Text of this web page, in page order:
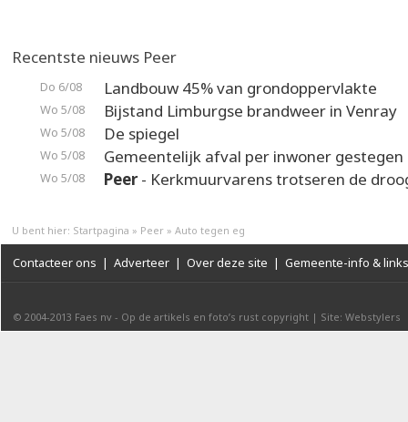
Recentste nieuws Peer
Do 6/08 Landbouw 45% van grondoppervlakte
Wo 5/08 Bijstand Limburgse brandweer in Venray
Wo 5/08 De spiegel
Wo 5/08 Gemeentelijk afval per inwoner gestegen
Wo 5/08 Peer- Kerkmuurvarens trotseren de
U bent hier: Startpagina » Peer » Auto tegen eg
Contacteer ons | Adverteer | Over deze site | Gemeente-info & links
© 2004-2013 Faes nv - Op de artikels en foto’s rust copyright | Site: Webstylers